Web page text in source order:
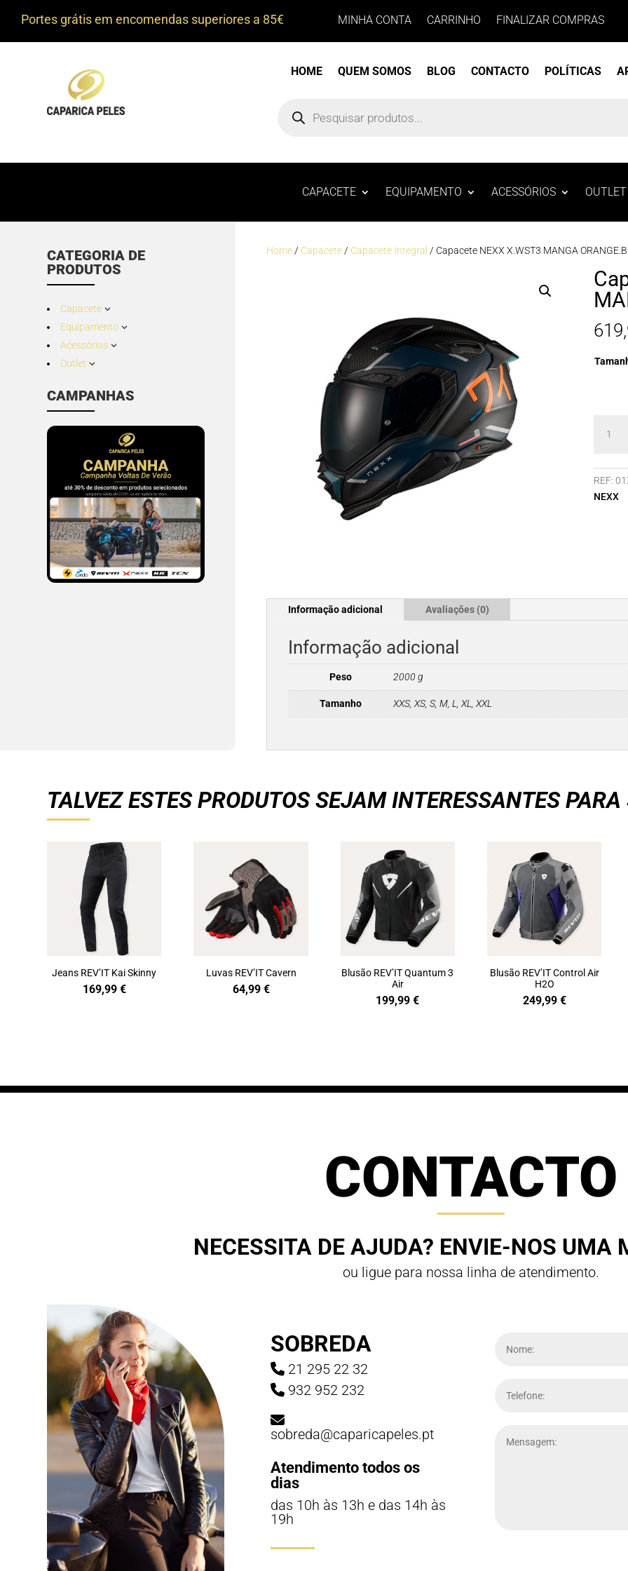
Portes grátis em encomendas superiores a 85€ MINHA CONTA CARRINHO FINALIZAR COMPRAS
HOME QUEM SOMOS BLOG CONTACTO POLÍTICAS
search
CAPACETE EQUIPAMENTO ACESSÓRIOS OUTLET
CATEGORIA DE
PRODUTOS
Capacete 3
Equipamento 3
Acessórios 3
Outlet 3
CAMPANHAS
Home / Capacete / Capacete Integral / Capacete NEXX X.WST3 MANGA
NEXX
X.WST3
MANGA
REF:
NEXX
Informação adicional Avaliações (0)
Informação adicional
Peso 2000 g
Tamanho XXS, XS, S, M, L, XL, XXL
TALVEZ ESTES PRODUTOS SEJAM INTERESSANTES PARA
Jeans REV’IT Kai Skinny
169,99 €
Luvas REV’IT Cavern
64,99 €
Blusão REV’IT Quantum 3
Air
199,99€
Blusão REV’IT Control Air
H2O
249,99 €
CONTACTO
NECESSITA DE AJUDA? ENVIE-NOS UMA
ou ligue para nossa linha de atendimento.
SOBREDA
21 295 22 32
932 952 232
sobreda@caparicapeles.pt
Atendimento todos os
dias
das 10h às 13h e das 14h às
19h